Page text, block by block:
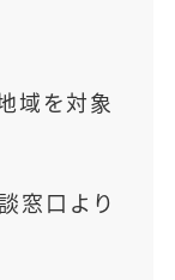
域を対象
窓口より